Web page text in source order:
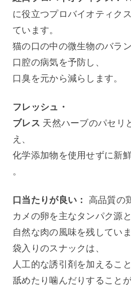
に役立つプロバイオティク
ています。
猫の口の中の微生物のバラ
口腔の病気を予防し、
口臭を元から減らします。
フレッシュ・
ブレス 天然ハーブのパセリ
え、
化学添加物を使用せずに新
。
口当たりが良い：
高品質の
カメの卵を主なタンパク源
自然な肉の風味を残していま
袋入りのスナックは、
人工的な誘引剤を加えること
舐めたり噛んだりすることが